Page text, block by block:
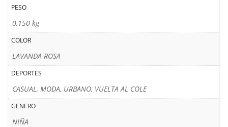
PESO
0,150 kg
COLOR
LAVANDA ROSA
DEPORTES
CASUAL, MODA, URBANO, VUELTA AL COLE
GENERO
NIÑA